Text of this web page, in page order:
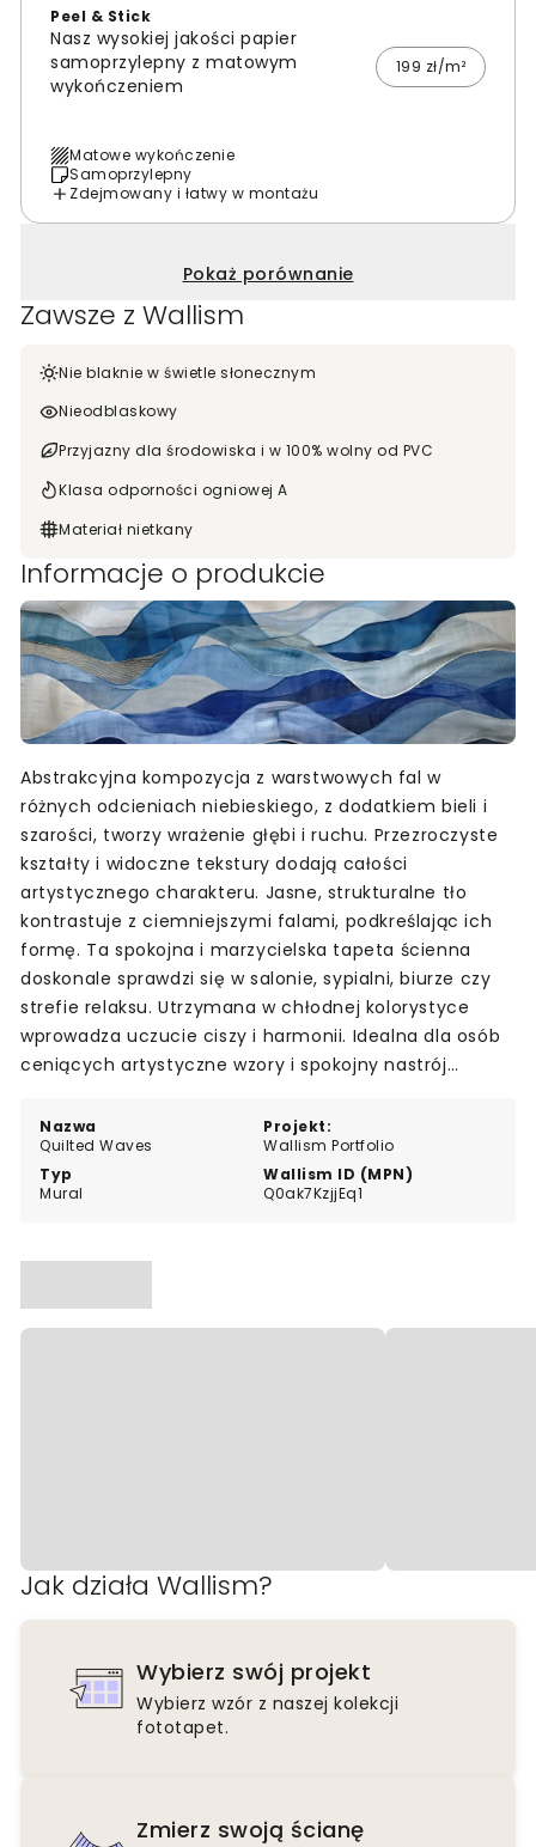
Peel & Stick
Nasz wysokiej jakości papier
samoprzylepny z matowym
wykończeniem
199 zł/m²
Matowe wykończenie
Samoprzylepny
Zdejmowany i łatwy w montażu
Pokaż porównanie
Zawsze z Wallism
Nie blaknie w świetle słonecznym
Nieodblaskowy
Przyjazny dla środowiska i w 100% wolny od PVC
Klasa odporności ogniowej A
Materiał nietkany
Informacje o produkcie
Nazwa
Quilted Waves
Projekt:
Wallism Portfolio
Typ
Mural
Wallism ID (MPN)
Q0ak7KzjjEq1
Abstrakcyjna kompozycja z warstwowych fal w
różnych odcieniach niebieskiego, z dodatkiem bieli i
szarości, tworzy wrażenie głębi i ruchu. Przezroczyste
kształty i widoczne tekstury dodają całości
artystycznego charakteru. Jasne, strukturalne tło
kontrastuje z ciemniejszymi falami, podkreślając ich
formę. Ta spokojna i marzycielska tapeta ścienna
doskonale sprawdzi się w salonie, sypialni, biurze czy
strefie relaksu. Utrzymana w chłodnej kolorystyce
wprowadza uczucie ciszy i harmonii. Idealna dla osób
ceniących artystyczne wzory i spokojny nastrój
Jak działa Wallism?
Wybierz swój projekt
Wybierz wzór z naszej kolekcji
fototapet.
Zmierz swoją ścianę